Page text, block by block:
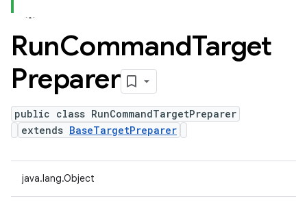
RunCommandTarget
Preparer
public class RunCommandTargetPreparer
extends BaseTargetPreparer
java.lang.Object